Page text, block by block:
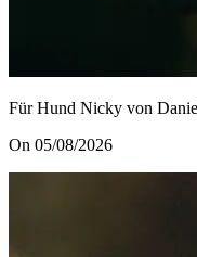
Für Hund Nicky von
On 05/08/2026